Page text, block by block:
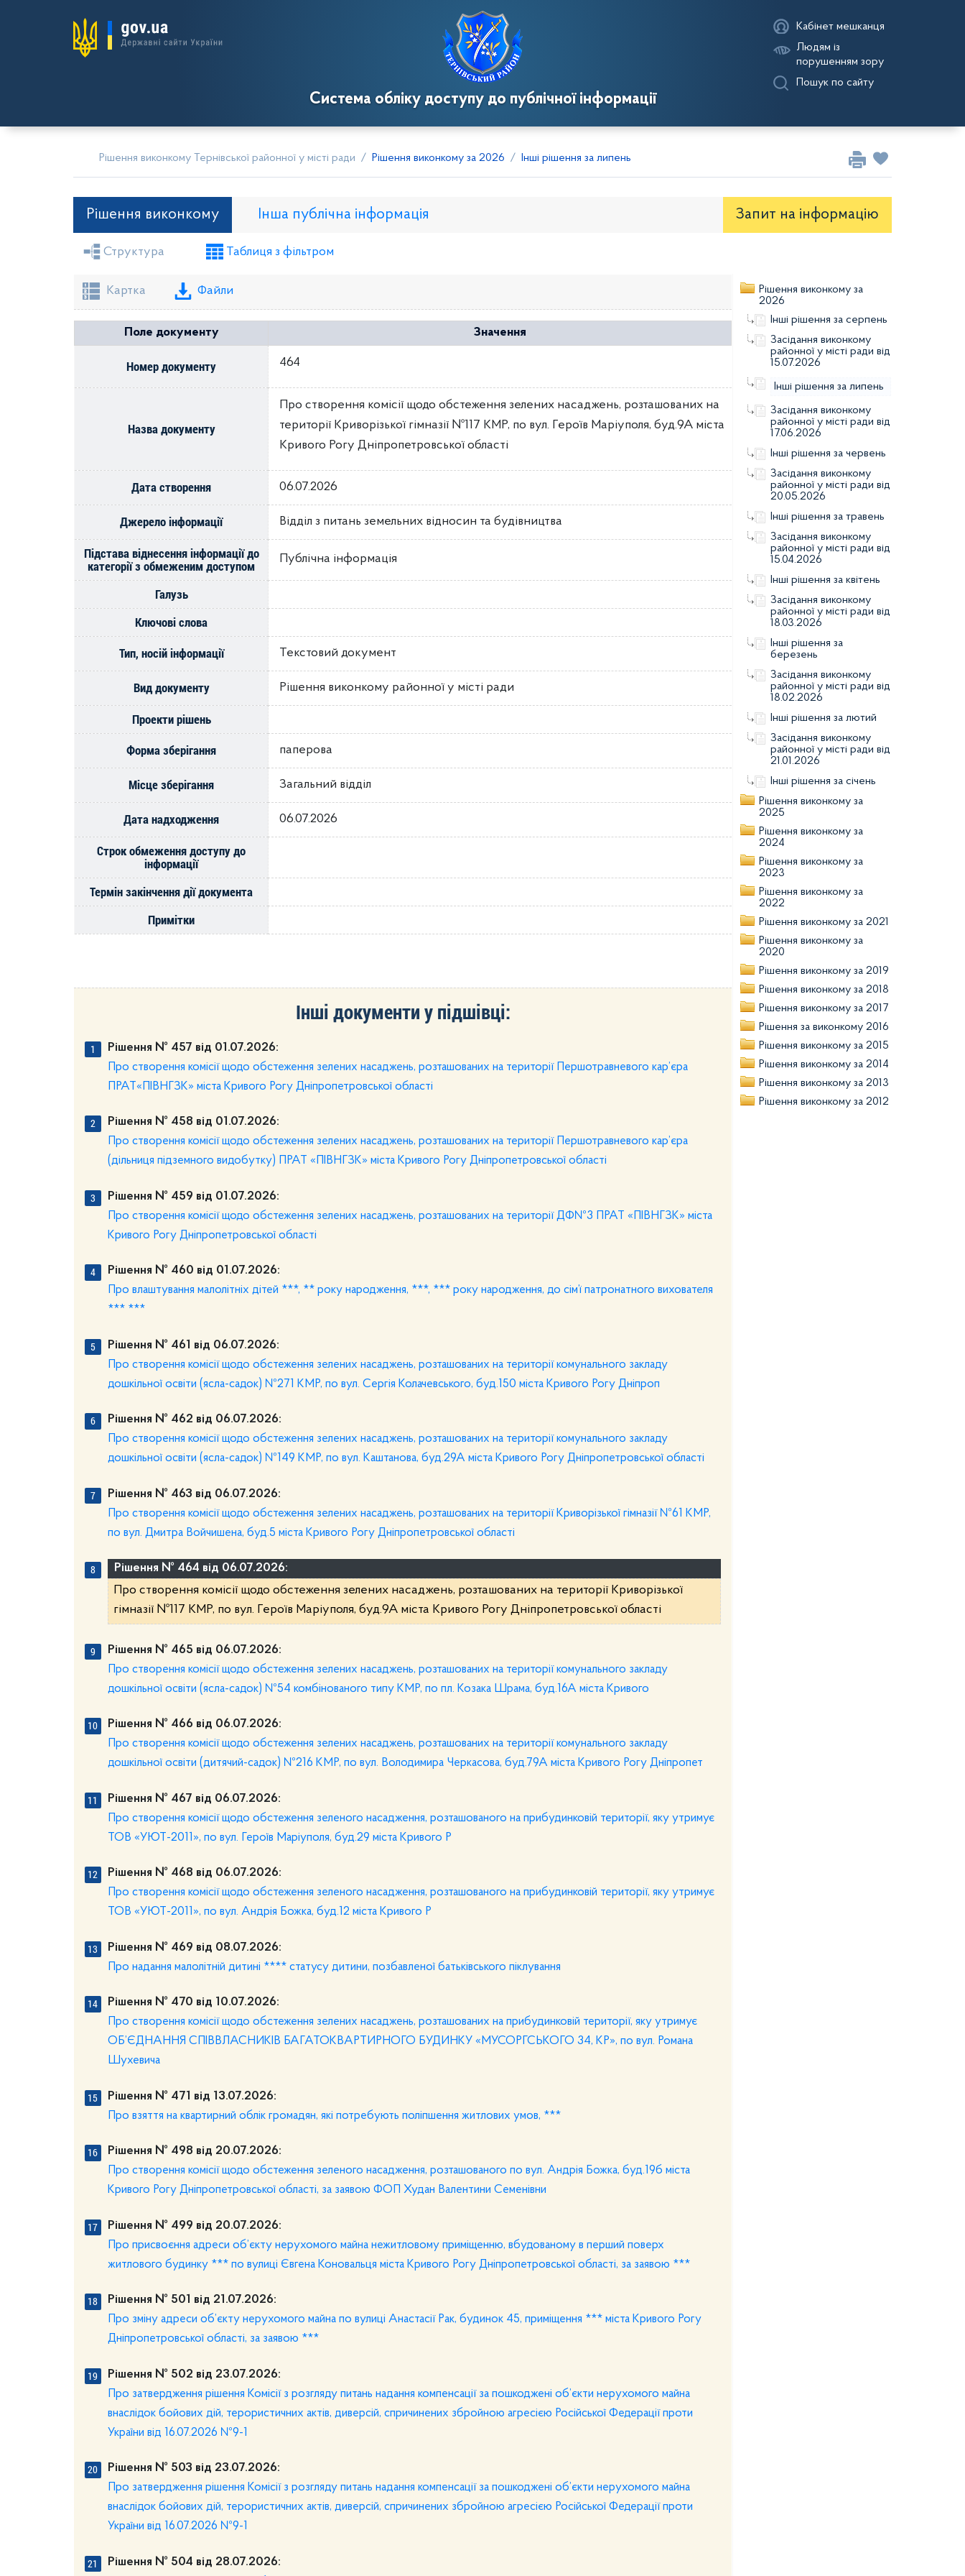
Система обліку доступу до публічної інформації
Кабінет мешканця
Людям із
порушенням зору
Пошук по сайту
Рішення виконкому Тернівської районної у місті ради Рішення виконкому за 2026 Інші рішення за липень
Рішення виконкому Інша публічна інформація Запит на iнформацію
Засідання районної ради Рішення виконкому
Структура Таблиця з фільтром
Картка Файли
Поле документу Значення
Номер документу 464
Назва документу
Про створення комісії щодо обстеження зелених насаджень, розташованих на
території Криворізької гімназії №117 КМР, по вул. Героїв Маріуполя, буд.9А міста
Кривого Рогу Дніпропетровської області
Дата створення 06.07.2026
Джерело інформації Відділ з питань земельних відносин та будівництва
Підстава віднесення інформації до
категорії з обмеженим доступом Публічна інформація
Галузь
Ключові слова
Тип, носій інформації
Текстовий документ
Вид документу Рішення виконкому районної у місті ради
Проекти рішень
Форма зберігання
паперова
Місце зберігання Загальний відділ
Дата надходження 06.07.2026
Строк обмеження доступу до
інформації
Термін закінчення дії документа
Примітки
Інші документи у підшівці:
Рішення № 457 від 01.07.2026:
Про створення комісії щодо обстеження зелених насаджень, розташованих на території Першотравневого кар’єра
ПРАТ«ПІВНГЗК» міста Кривого Рогу Дніпропетровської області
Рішення № 458 від 01.07.2026:
Про створення комісії щодо обстеження зелених насаджень, розташованих на території Першотравневого кар’єра
(дільниця підземного видобутку) ПРАТ «ПІВНГЗК» міста Кривого Рогу Дніпропетровської області
Рішення № 459 від 01.07.2026:
Про створення комісії щодо обстеження зелених насаджень, розташованих на території ДФ№3 ПРАТ «ПІВНГЗК» міста
Кривого Рогу Дніпропетровської області
Рішення № 460 від 01.07.2026:
Про влаштування малолітніх дітей ***, ** року народження, ***, *** року народження, до сім’ї патронатного вихователя
*** ***
Рішення № 461 від 06.07.2026:
Про створення комісії щодо обстеження зелених насаджень, розташованих на території комунального закладу
дошкільної освіти (ясла-садок) №271 КМР, по вул. Сергія Колачевського, буд.150 міста Кривого Рогу Дніпроп
Рішення № 462 від 06.07.2026:
Про створення комісії щодо обстеження зелених насаджень, розташованих на території комунального закладу
дошкільної освіти (ясла-садок) №149 КМР, по вул. Каштанова, буд.29А міста Кривого Рогу Дніпропетровської області
Рішення № 463 від 06.07.2026:
Про створення комісії щодо обстеження зелених насаджень, розташованих на території Криворізької гімназії №61 КМР,
по вул. Дмитра Войчишена, буд.5 міста Кривого Рогу Дніпропетровської області
Рішення № 464 від 06.07.2026:
Про створення комісії щодо обстеження зелених насаджень, розташованих на території Криворізької
гімназії №117 КМР, по вул. Героїв Маріуполя, буд.9А міста Кривого Рогу Дніпропетровської області
Рішення № 465 від 06.07.2026:
Про створення комісії щодо обстеження зелених насаджень, розташованих на території комунального закладу
дошкільної освіти (ясла-садок) №54 комбінованого типу КМР, по пл. Козака Шрама, буд.16А міста Кривого
Рішення № 466 від 06.07.2026:
Про створення комісії щодо обстеження зелених насаджень, розташованих на території комунального закладу
дошкільної освіти (дитячий-садок) №216 КМР, по вул. Володимира Черкасова, буд.79А міста Кривого Рогу Дніпропет
Рішення № 467 від 06.07.2026:
Про створення комісії щодо обстеження зеленого насадження, розташованого на прибудинковій території, яку утримує
ТОВ «УЮТ-2011», по вул. Героїв Маріуполя, буд.29 міста Кривого Р
Рішення № 468 від 06.07.2026:
Про створення комісії щодо обстеження зеленого насадження, розташованого на прибудинковій території, яку утримує
ТОВ «УЮТ-2011», по вул. Андрія Божка, буд.12 міста Кривого Р
Рішення № 469 від 08.07.2026:
Про надання малолітній дитині **** статусу дитини, позбавленої батьківського піклування
Рішення № 470 від 10.07.2026:
Про створення комісії щодо обстеження зелених насаджень, розташованих на прибудинковій території, яку утримує
ОБ’ЄДНАННЯ СПІВВЛАСНИКІВ БАГАТОКВАРТИРНОГО БУДИНКУ «МУСОРГСЬКОГО 34, КР», по вул. Романа
Шухевича
Рішення № 471 від 13.07.2026:
Про взяття на квартирний облік громадян, які потребують поліпшення житлових умов, ***
Рішення № 498 від 20.07.2026:
Про створення комісії щодо обстеження зеленого насадження, розташованого по вул. Андрія Божка, буд.19б міста
Кривого Рогу Дніпропетровської області, за заявою ФОП Худан Валентини Семенівни
Рішення № 499 від 20.07.2026:
Про присвоєння адреси об’єкту нерухомого майна нежитловому приміщенню, вбудованому в перший поверх
житлового будинку *** по вулиці Євгена Коновальця міста Кривого Рогу Дніпропетровської області, за заявою ***
Рішення № 501 від 21.07.2026:
Про зміну адреси об’єкту нерухомого майна по вулиці Анастасії Рак, будинок 45, приміщення *** міста Кривого Рогу
Дніпропетровської області, за заявою ***
Рішення № 502 від 23.07.2026:
Про затвердження рішення Комісії з розгляду питань надання компенсації за пошкоджені об’єкти нерухомого майна
внаслідок бойових дій, терористичних актів, диверсій, спричинених збройною агресією Російської Федерації проти
України від 16.07.2026 №9-1
Рішення № 503 від 23.07.2026:
Про затвердження рішення Комісії з розгляду питань надання компенсації за пошкоджені об’єкти нерухомого майна
внаслідок бойових дій, терористичних актів, диверсій, спричинених збройною агресією Російської Федерації проти
України від 16.07.2026 №9-1
Рішення № 504 від 28.07.2026:
Рішення виконкому за
2026
Інші рішення за серпень
Засідання виконкому
районної у місті ради від
15.07.2026
Інші рішення за липень
Засідання виконкому
районної у місті ради від
17.06.2026
Інші рішення за червень
Засідання виконкому
районної у місті ради від
20.05.2026
Інші рішення за травень
Засідання виконкому
районної у місті ради від
15.04.2026
Інші рішення за квітень
Засідання виконкому
районної у місті ради від
18.03.2026
Інші рішення за
березень
Засідання виконкому
районної у місті ради від
18.02.2026
Інші рішення за лютий
Засідання виконкому
районної у місті ради від
21.01.2026
Інші рішення за січень
Рішення виконкому за
2025
Рішення виконкому за
2024
Рішення виконкому за
2023
Рішення виконкому за
2022
Рішення виконкому за 2021
Рішення виконкому за
2020
Рішення виконкому за 2019
Рішення виконкому за 2018
Рішення виконкому за 2017
Рішення за виконкому 2016
Рішення виконкому за 2015
Рішення виконкому за 2014
Рішення виконкому за 2013
Рішення виконкому за 2012